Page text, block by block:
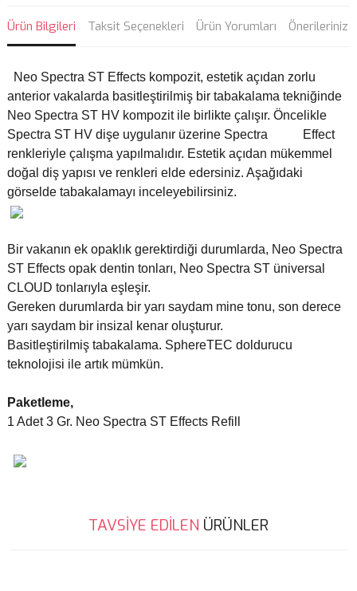
Ürün Bilgileri Taksit Seçenekleri Ürün Yorumları Önerileriniz
Neo Spectra ST Effects kompozit, estetik açıdan zorlu
anterior vakalarda basitleştirilmiş bir tabakalama tekniğinde
Neo Spectra ST HV kompozit ile birlikte çalışır. Öncelikle
Spectra ST HV dişe uygulanır üzerine Spectra Effect
renkleriyle çalışma yapılmalıdır. Estetik açıdan mükemmel
doğal diş yapısı ve renkleri elde edersiniz. Aşağıdaki
görselde tabakalamayı inceleyebilirsiniz.
Bir vakanın ek opaklık gerektirdiği durumlarda, Neo Spectra
ST Effects opak dentin tonları, Neo Spectra ST üniversal
CLOUD tonlarıyla eşleşir.
Gereken durumlarda bir yarı saydam mine tonu, son derece
yarı saydam bir insizal kenar oluşturur.
Basitleştirilmiş tabakalama. SphereTEC doldurucu
teknolojisi ile artık mümkün.
Paketleme,
1 Adet 3 Gr. Neo Spectra ST Effects Refill
Bu ürünün fiyat bilgisi, resim, ürün açıklamalarında ve diğer
konularda yetersiz gördüğünüz noktaları öneri formunu kullanarak
TAVSİYE EDİLEN ÜRÜNLER